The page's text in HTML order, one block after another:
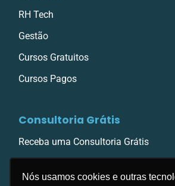
Nós usamos cookies e outras
RH Tech
Gestão
Cursos Gratuitos
Cursos Pagos
Consultoria Grátis
Receba uma Consultoria Grátis